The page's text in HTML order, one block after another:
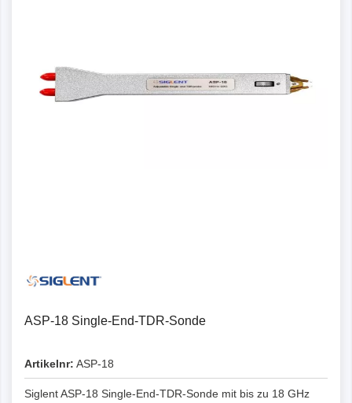
ASP-18 Single-End-TDR-Sonde
Artikelnr: ASP-18
Siglent ASP-18 Single-End-TDR-Sonde mit bis zu 18 GHz